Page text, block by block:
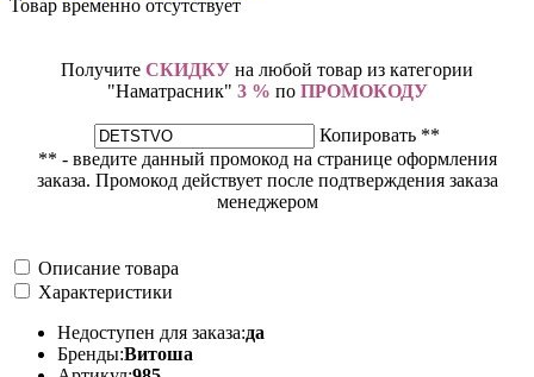
Товар временно отсутствует
Получите СКИДКУ на любой товар из категории
"Наматрасник" 3 % по ПРОМОКОДУ
Копировать **
** - введите данный промокод на странице оформления
заказа. Промокод действует после подтверждения заказа
менеджером
Описание товара
Характеристики
Недоступен для заказа:да
Бренды:Витоша